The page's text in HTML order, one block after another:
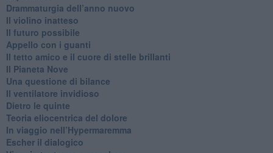
​Drammaturgia dell’anno nuovo
​Il violino inatteso
​Il futuro possibile
​Appello con i guanti
​Il tetto amico e il cuore di stelle brillanti
​Il Pianeta Nove
​Una questione di bilance
​Il ventilatore invidioso
​Dietro le quinte
​Teoria eliocentrica del dolore
In viaggio nell’Hypermaremma
​Escher il dialogico